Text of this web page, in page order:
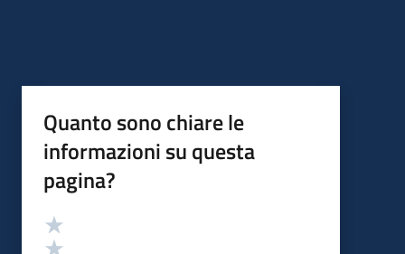
Quanto sono chiare le
informazioni su questa
pagina?
Valutazione